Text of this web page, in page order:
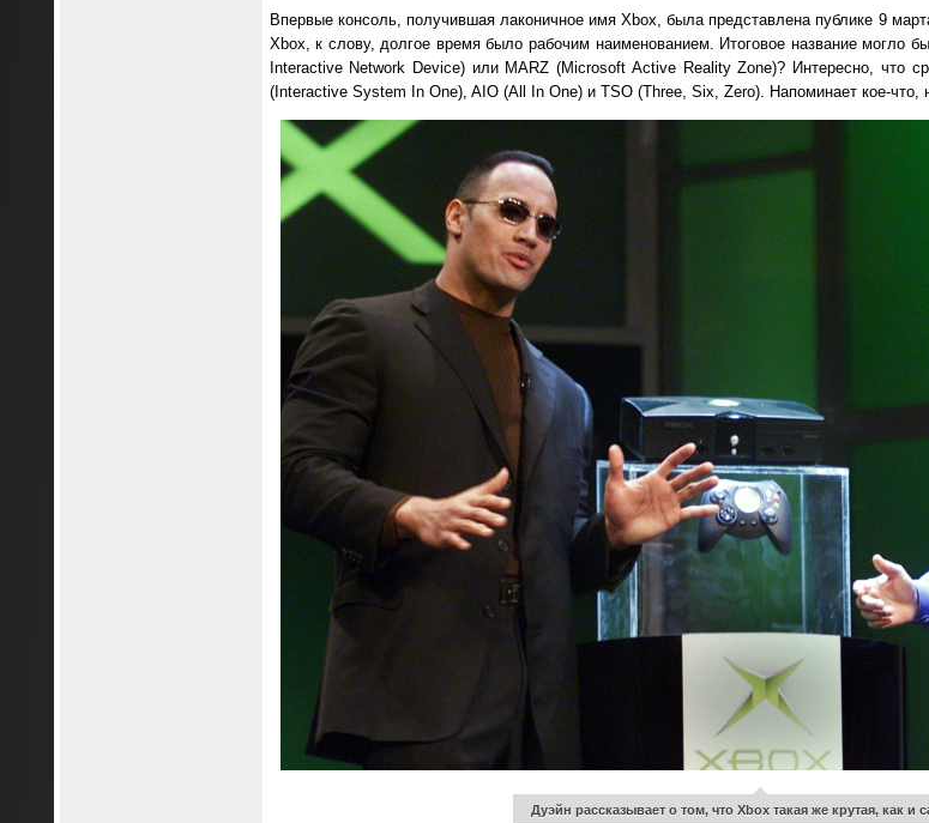
Впервые консоль, получившая лаконичное имя Xbox, была представлена публике 9
Xbox, к слову, долгое время было рабочим наименованием. Итоговое название могло
Interactive Network Device) или MARZ (Microsoft Active Reality Zone)? Интересно, что
(Interactive System In One), AIO (All In One) и TSO (Three, Six, Zero). Напоминает кое-что,
Дуэйн рассказывает о том, что Xbox такая же крутая, как и